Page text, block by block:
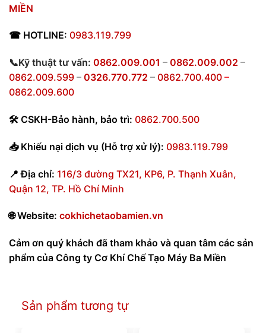
MIỀN
☎ HOTLINE: 0983.119.799
📞Kỹ thuật tư vấn: 0862.009.001 – 0862.009.002 –
0862.009.599 – 0326.770.772 – 0862.700.400 –
0862.009.600
🛠 CSKH-Bảo hành, bảo trì: 0862.700.500
📥Khiếu nại dịch vụ (Hỗ trợ xử lý): 0983.119.799
📍 Địa chỉ: 116/3 đường TX21, KP6, P. Thạnh Xuân,
Quận 12, TP. Hồ Chí Minh
🌐Website: cokhichetaobamien.vn
Cảm ơn quý khách đã tham khảo và quan tâm các sản
phẩm của Công ty Cơ Khí Chế Tạo Máy Ba Miền
Sản phẩm tương tự